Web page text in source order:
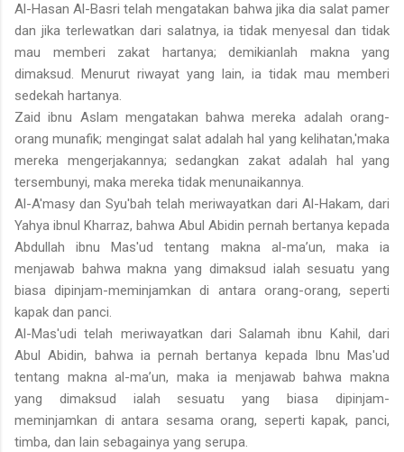
Al-Hasan Al-Basri telah mengatakan bahwa jika dia salat pamer
dan jika terlewatkan dari salatnya, ia tidak menyesal dan tidak
mau memberi zakat hartanya; demikianlah makna yang
dimaksud. Menurut riwayat yang lain, ia tidak mau memberi
sedekah hartanya.
Zaid ibnu Aslam mengatakan bahwa mereka adalah orang-
orang munafik; mengingat salat adalah hal yang kelihatan,'maka
mereka mengerjakannya; sedangkan zakat adalah hal yang
tersembunyi, maka mereka tidak menunaikannya.
Al-A'masy dan Syu'bah telah meriwayatkan dari Al-Hakam, dari
Yahya ibnul Kharraz, bahwa Abul Abidin pernah bertanya kepada
Abdullah ibnu Mas'ud tentang makna al-ma’un, maka ia
menjawab bahwa makna yang dimaksud ialah sesuatu yang
biasa dipinjam-meminjamkan di antara orang-orang, seperti
kapak dan panci.
Al-Mas'udi telah meriwayatkan dari Salamah ibnu Kahil, dari
Abul Abidin, bahwa ia pernah bertanya kepada Ibnu Mas'ud
tentang makna al-ma’un, maka ia menjawab bahwa makna
yang dimaksud ialah sesuatu yang biasa dipinjam-
meminjamkan di antara sesama orang, seperti kapak, panci,
timba, dan lain sebagainya yang serupa.